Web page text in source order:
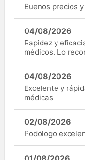
Buenos precios
04/08/2026
Rapidez y
médicos. Lo
04/08/2026
Excelente y
médicas
02/08/2026
Podólogo
01/08/2026